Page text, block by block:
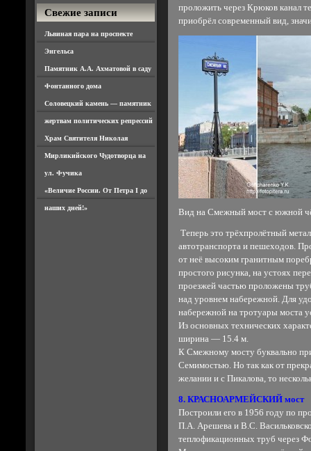
Свежие записи
Львиная пара на проспекте
Энгельса
Памятник А.А. Ахматовой в саду
Фонтанного дома
Соловецкий камень — памятник
жертвам политических репрессий
Храм Святителя Николая
Мирликийского Чудотворца на
ул. Фучика
«Величие России. От Петра I до
наших дней!»
проложить через Крюков канал
приобрёл современный вид,
Вид на Смежный мост с южной
Теперь это трёхпролётный
автотранспорта и пешеходов.
от неё высоким гранитным
простого рисунка, на устоях
проезжей частью проложены
над уровнем набережной. Для
набережной на тротуары моста
Из основных технических
ширина — 15.4 м.
К Смежному мосту буквально
Семимостью. Но так как от
желании и с Пикалова, то
8. КРАСНОАРМЕЙСКИЙ мост
Построили его в 1956 году по
П.А. Арешева и В.С.
теплофикационных труб через